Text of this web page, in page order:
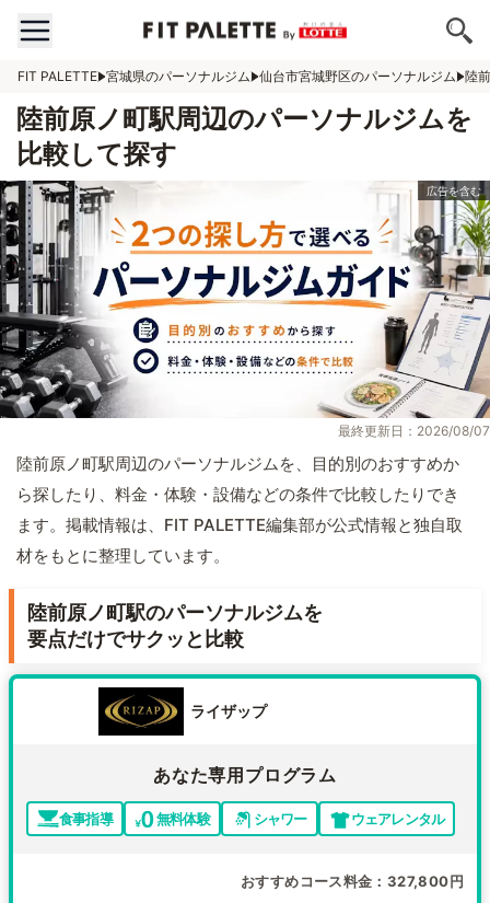
FIT PALETTE 宮城県のパーソナルジム 仙台市宮城野区のパーソナルジム 陸
陸前原ノ町駅周辺のパーソナルジムを
比較して探す
最終更新日：2026/08/07
陸前原ノ町駅周辺のパーソナルジムを、目的別のおすすめか
ら探したり、料金・体験・設備などの条件で比較したりでき
ます。掲載情報は、FIT PALETTE編集部が公式情報と独自取
材をもとに整理しています。
陸前原ノ町駅のパーソナルジムを
要点だけでサクッと比較
ライザップ
あなた専用プログラム
食事指導 無料体験 シャワー ウェアレンタル
おすすめコース料金 327,800円